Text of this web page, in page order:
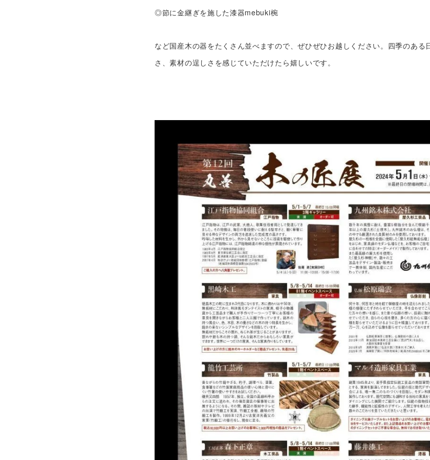
◎節に金継ぎを施した漆器mebuki椀
など国産木の器をたくさん並べますので、ぜひぜひお越しください。四季のある
さ、素材の逞しさを感じていただけたら嬉しいです。